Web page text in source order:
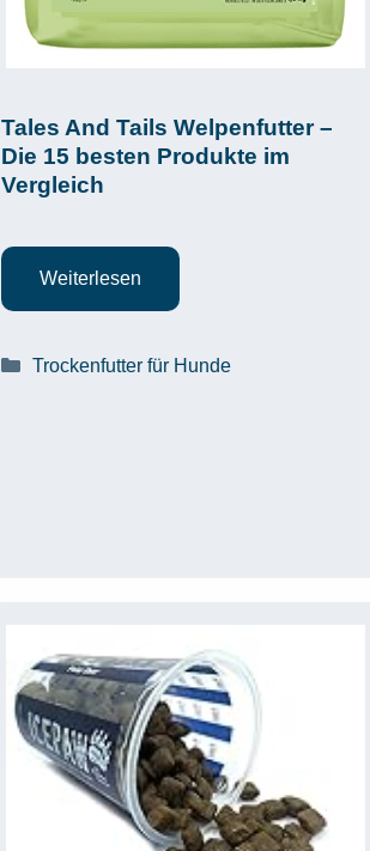
Tales And Tails Welpenfutter –
Die 15 besten Produkte im
Vergleich
Weiterlesen
Kategorien
Trockenfutter für Hunde